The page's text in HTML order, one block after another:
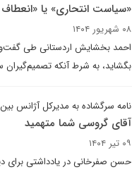
«سیاست انتحاری» یا «انعطاف
۰۸ شهریور ۱۴۰۴
احمد بخشایش اردستانی طی
بگشاید، به شرط آنکه
نامه سرگشاده به مدیرکل آژانس
آقای گروسی شما متهمید
۰۹ تیر ۱۴۰۴
حسن صفرخانی در یادداشتی برای